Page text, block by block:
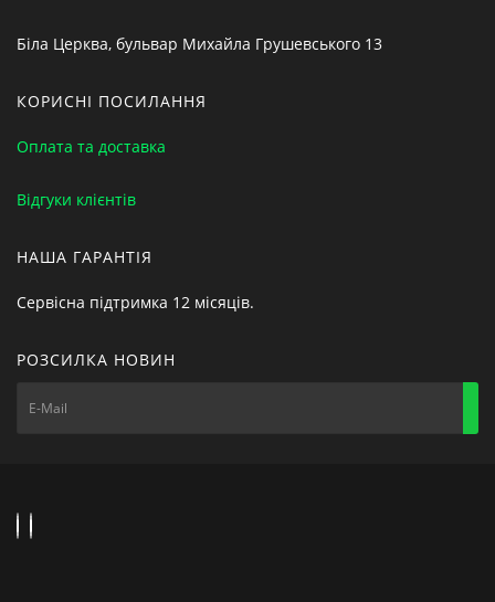
Біла Церква, бульвар Михайла Грушевського 13
КОРИСНІ ПОСИЛАННЯ
Оплата та доставка
Відгуки клієнтів
НАША ГАРАНТІЯ
Сервісна підтримка 12 місяців.
РОЗСИЛКА НОВИН